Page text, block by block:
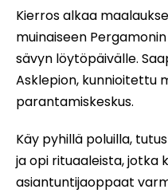
Kierros alkaa
muinaiseen
sävyn löytöpäivälle.
Asklepion, kunnioitettu
parantamiskeskus.
Käy pyhillä poluilla,
ja opi rituaaleista, jotka
asiantuntijaoppaat